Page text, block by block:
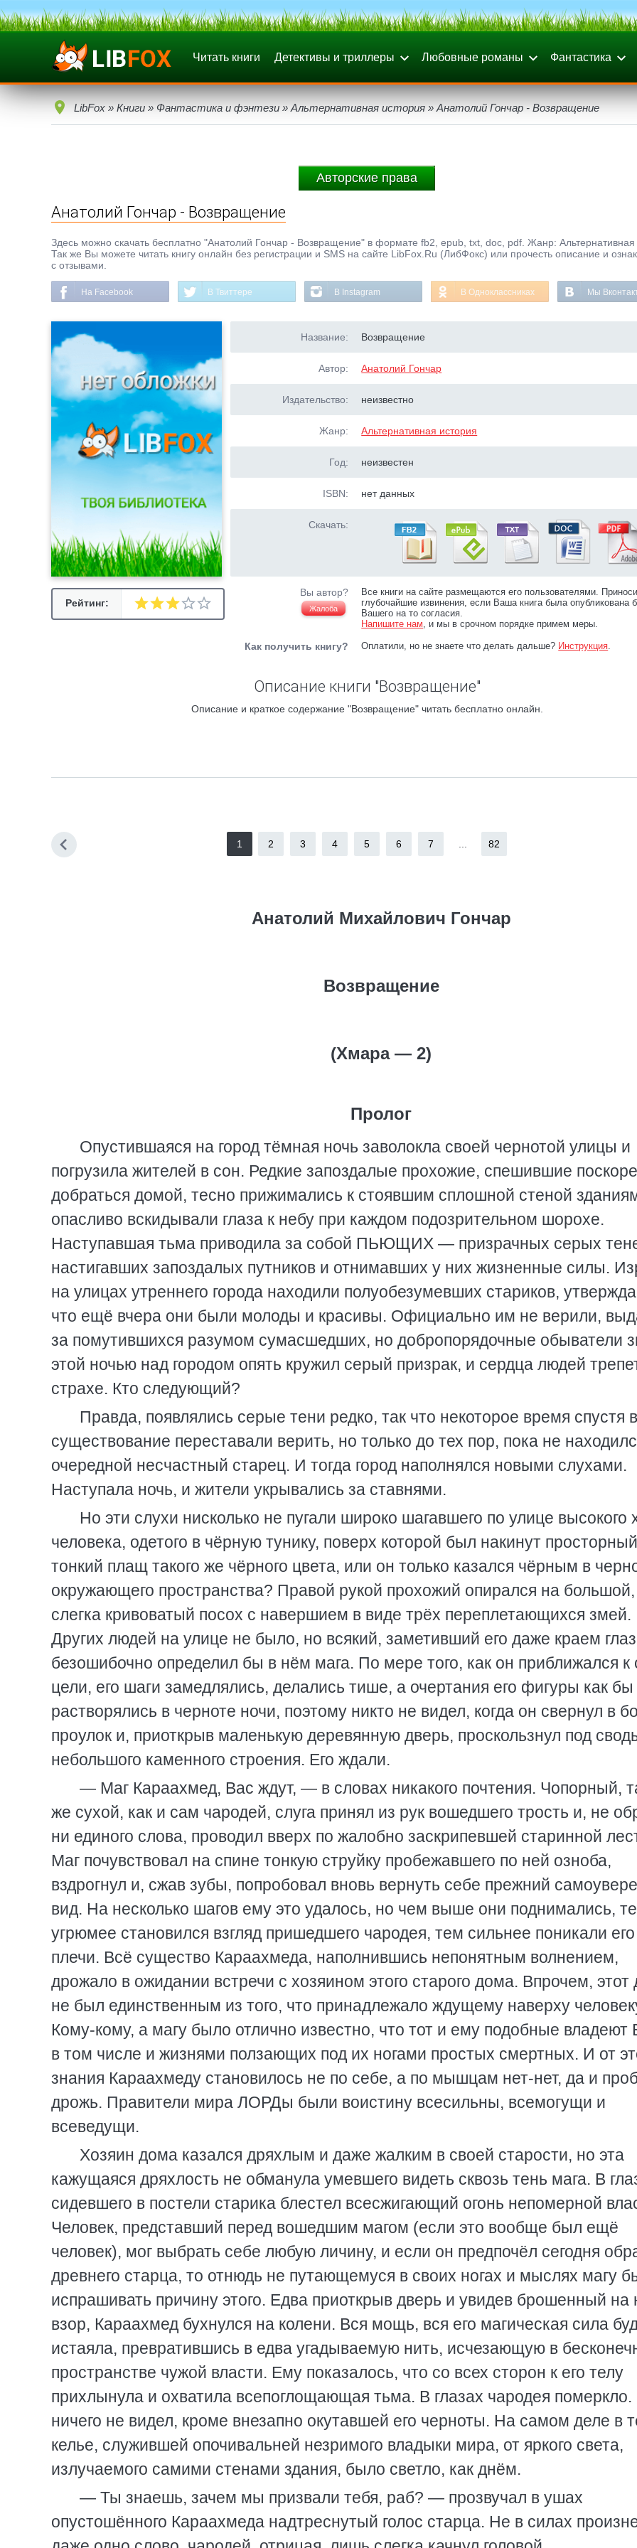
Читать книги Детективы и триллеры Любовные романы Фантастика
LibFox » Книги » Фантастика и фэнтези » Альтернативная история » Анатолий Гончар - Возвращение
Авторские права
Анатолий Гончар - Возвращение
Здесь можно скачать бесплатно "Анатолий Гончар - Возвращение" в формате fb2, epub, txt, doc, pdf. Жанр: Альтернативная
Так же Вы можете читать книгу онлайн без регистрации и SMS на сайте LibFox.Ru (ЛибФокс) или прочесть описание и
с отзывами.
На Facebook В Твиттере В Instagram В Одноклассниках Мы
Рейтинг:
Название: Возвращение
Автор: Анатолий Гончар
Издательство: неизвестно
Жанр: Альтернативная история
Год: неизвестен
ISBN: нет данных
Скачать:
Вы автор?
Жалоба
Все книги на сайте размещаются его пользователями.
глубочайшие извинения, если Ваша книга была опубликована
Вашего на то согласия.
Напишите нам, и мы в срочном порядке примем меры.
Как получить книгу? Оплатили, но не знаете что делать дальше? Инструкция.
Описание книги "Возвращение"
Описание и краткое содержание "Возвращение" читать бесплатно онлайн.
1 2 3 4 5 6 7 82
Анатолий Михайлович Гончар
Возвращение
(Хмара — 2)
Пролог
Опустившаяся на город тёмная ночь заволокла своей чернотой улицы и
погрузила жителей в сон. Редкие запоздалые прохожие, спешившие
добраться домой, тесно прижимались к стоявшим сплошной стеной
опасливо вскидывали глаза к небу при каждом подозрительном шорохе.
Наступавшая тьма приводила за собой ПЬЮЩИХ — призрачных серых
настигавших запоздалых путников и отнимавших у них жизненные силы.
на улицах утреннего города находили полуобезумевших стариков,
что ещё вчера они были молоды и красивы. Официально им не верили,
за помутившихся разумом сумасшедших, но добропорядочные обыватели
этой ночью над городом опять кружил серый призрак, и сердца людей
страхе. Кто следующий?
Правда, появлялись серые тени редко, так что некоторое время спустя
существование переставали верить, но только до тех пор, пока не
очередной несчастный старец. И тогда город наполнялся новыми слухами.
Наступала ночь, и жители укрывались за ставнями.
Но эти слухи нисколько не пугали широко шагавшего по улице высокого
человека, одетого в чёрную тунику, поверх которой был накинут просторный
тонкий плащ такого же чёрного цвета, или он только казался чёрным в
окружающего пространства? Правой рукой прохожий опирался на большой,
слегка кривоватый посох с навершием в виде трёх переплетающихся змей.
Других людей на улице не было, но всякий, заметивший его даже краем
безошибочно определил бы в нём мага. По мере того, как он приближался к
цели, его шаги замедлялись, делались тише, а очертания его фигуры как бы
растворялись в черноте ночи, поэтому никто не видел, когда он свернул в
проулок и, приоткрыв маленькую деревянную дверь, проскользнул под
небольшого каменного строения. Его ждали.
— Маг Караахмед, Вас ждут, — в словах никакого почтения. Чопорный,
же сухой, как и сам чародей, слуга принял из рук вошедшего трость и, не
ни единого слова, проводил вверх по жалобно заскрипевшей старинной
Маг почувствовал на спине тонкую струйку пробежавшего по ней озноба,
вздрогнул и, сжав зубы, попробовал вновь вернуть себе прежний
вид. На несколько шагов ему это удалось, но чем выше они поднимались,
угрюмее становился взгляд пришедшего чародея, тем сильнее поникали его
плечи. Всё существо Караахмеда, наполнившись непонятным волнением,
дрожало в ожидании встречи с хозяином этого старого дома. Впрочем, этот
не был единственным из того, что принадлежало ждущему наверху
Кому-кому, а магу было отлично известно, что тот и ему подобные
в том числе и жизнями ползающих под их ногами простых смертных. И от
знания Караахмеду становилось не по себе, а по мышцам нет-нет, да и
дрожь. Правители мира ЛОРДы были воистину всесильны, всемогущи и
всеведущи.
Хозяин дома казался дряхлым и даже жалким в своей старости, но эта
кажущаяся дряхлость не обманула умевшего видеть сквозь тень мага. В
сидевшего в постели старика блестел всесжигающий огонь непомерной
Человек, представший перед вошедшим магом (если это вообще был ещё
человек), мог выбрать себе любую личину, и если он предпочёл сегодня
древнего старца, то отнюдь не путающемуся в своих ногах и мыслях магу
испрашивать причину этого. Едва приоткрыв дверь и увидев брошенный на
взор, Караахмед бухнулся на колени. Вся мощь, вся его магическая сила
истаяла, превратившись в едва угадываемую нить, исчезающую в
пространстве чужой власти. Ему показалось, что со всех сторон к его телу
прихлынула и охватила всепоглощающая тьма. В глазах чародея
ничего не видел, кроме внезапно окутавшей его черноты. На самом деле в
келье, служившей опочивальней незримого владыки мира, от яркого света,
излучаемого самими стенами здания, было светло, как днём.
— Ты знаешь, зачем мы призвали тебя, раб? — прозвучал в ушах
опустошённого Караахмеда надтреснутый голос старца. Не в силах